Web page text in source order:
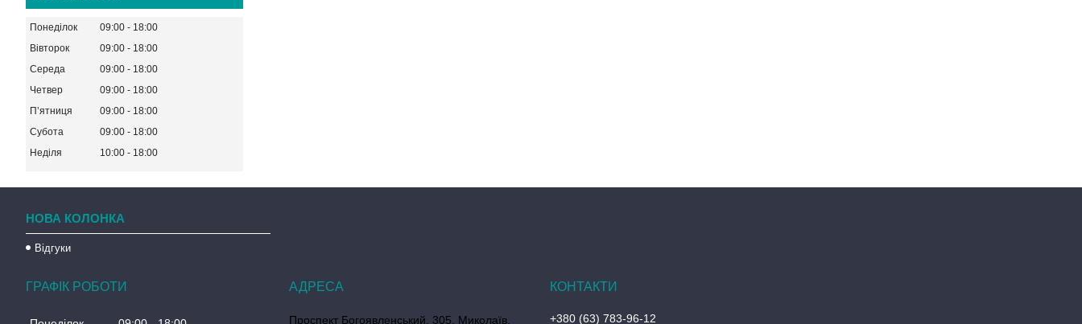
Понеділок 09:00
18:00
Вівторок
09:00
18:00
Середа
09:00
18:00
Четвер
09:00
18:00
Пʼятниця
09:00
18:00
Субота
09:00
18:00
Неділя
10:00 18:00
НОВА КОЛОНКА
Відгуки
ГРАФІК РОБОТИ
Проспект Богоявленський, 305, Миколаїв, +380 (63) 783-96-12